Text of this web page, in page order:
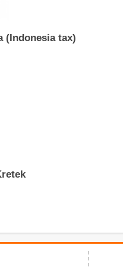
(Indonesia tax)